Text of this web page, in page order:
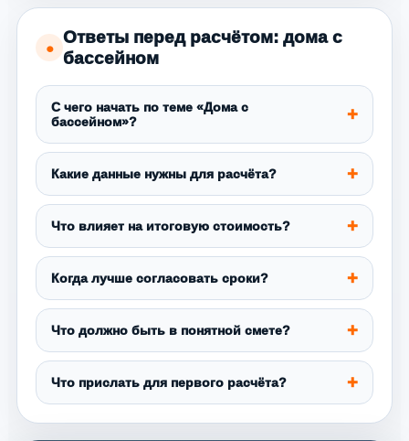
●
Ответы перед расчётом: дома с
бассейном
С чего начать по теме «Дома с
бассейном»?
Какие данные нужны для расчёта?
Что влияет на итоговую стоимость?
Когда лучше согласовать сроки?
Что должно быть в понятной смете?
Что прислать для первого расчёта?